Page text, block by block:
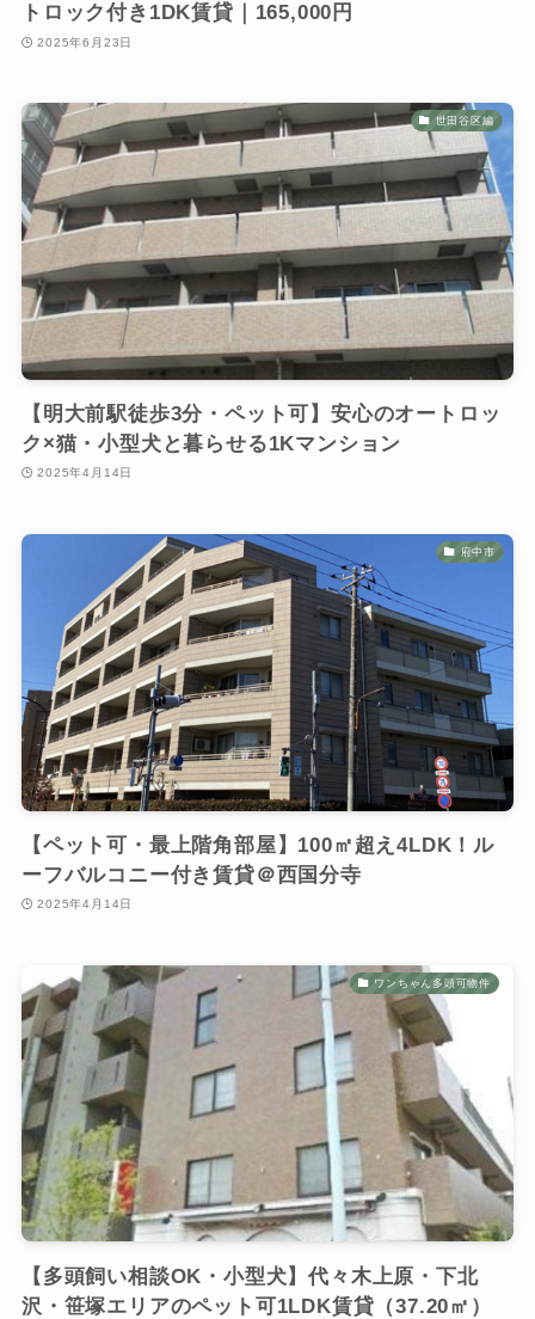
トロック付き1DK賃貸｜165,000円
2025年6月23日
世田谷区編
【明大前駅徒歩3分・ペット可】安心のオートロッ
ク×猫・小型犬と暮らせる1Kマンション
2025年4月14日
府中市
【ペット可・最上階角部屋】100㎡超え4LDK！ル
ーフバルコニー付き賃貸＠西国分寺
2025年4月14日
ワンちゃん多頭可物件
【多頭飼い相談OK・小型犬】代々木上原・下北
沢・笹塚エリアのペット可1LDK賃貸（37.20㎡）